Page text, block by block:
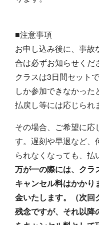
■注意事項
お申し込み後に、事
合は必ずお知らせくだ
クラスは3日間セット
しか参加できなかっ
払戻し等には応じられ
その場合、ご希望に応
す。遅刻や早退など、
られなくなっても、払
万が一の際には、ク
キャンセル料はかか
金いたします。（次回
残念ですが、それ以降